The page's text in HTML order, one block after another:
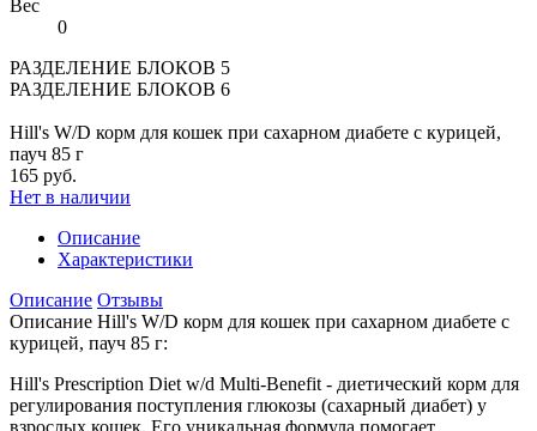
Вес
0
РАЗДЕЛЕНИЕ БЛОКОВ 5
РАЗДЕЛЕНИЕ БЛОКОВ 6
Hill's W/D корм для кошек при сахарном диабете с курицей,
пауч 85 г
165 руб.
Нет в наличии
Описание
Характеристики
Описание Отзывы
Описание Hill's W/D корм для кошек при сахарном диабете с
курицей, пауч 85 г:
Hill's Prescription Diet w/d Multi-Benefit - диетический корм для
регулирования поступления глюкозы (сахарный диабет) у